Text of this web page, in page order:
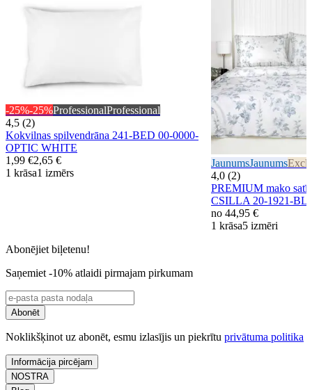
-25%-25%ProfessionalProfessional
4,5 (2)
Kokvilnas spilvendrāna 241-BED 00-0000-
OPTIC WHITE
1,99 €2,65 €
1 krāsa1 izmērs
JaunumsJaunums
4,0 (2)
PREMIUM mako
CSILLA 20-1921-
no 44,95 €
1 krāsa5 izmēri
Abonējiet biļetenu!
Saņemiet -10% atlaidi pirmajam pirkumam
Abonēt
Noklikšķinot uz abonēt, esmu izlasījis un piekrītu privātuma politika
Informācija pircējam
NOSTRA